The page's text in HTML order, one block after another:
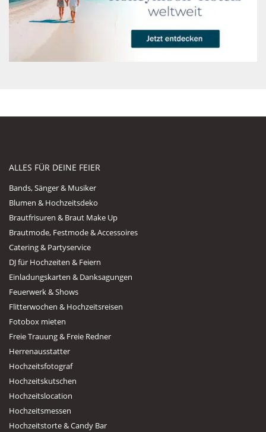
ALLES FÜR DEINE FEIER
Bands, Sänger & Musiker
Blumen & Hochzeitsdeko
Brautfrisuren & Braut Make Up
Brautmode, Festmode & Accessoires
Catering & Partyservice
DJ für Hochzeiten & Feiern
Einladungskarten & Danksagungen
Feuerwerk & Shows
Flitterwochen & Hochzeitsreisen
Fotobox mieten
Freie Trauung & Freie Redner
Herrenausstatter
Hochzeitsfotograf
Hochzeitskutschen
Hochzeitslocation
Hochzeitsmessen
Hochzeitstorte & Candy Bar